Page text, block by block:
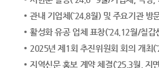
관내 기업체(`24.8월) 및 주요기관 방
활성화 유공 업체 표창(`24.12월/칠갑
2025년 제1회 추진위원회 회의 개최
지역신문 홍보 계약 체결(`25.3월, 지